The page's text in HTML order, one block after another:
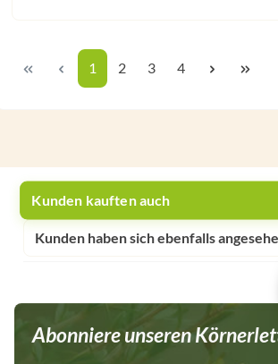
Seite
1 Seite
2 Seite
3 Seite
4
Kunden kauften auch
Kunden haben sich ebenfalls
Abonniere unseren